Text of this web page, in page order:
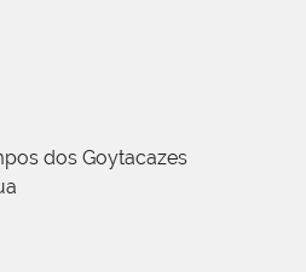
dos Goytacazes